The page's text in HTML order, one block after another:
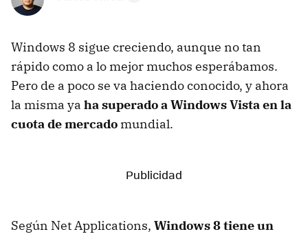
Windows 8 sigue creciendo, aunque no tan
rápido como a lo mejor muchos esperábamos.
Pero de a poco se va haciendo conocido, y ahora
la misma ya ha superado a Windows Vista en la
cuota de mercado mundial.
Según Net Applications, Windows 8 tiene un